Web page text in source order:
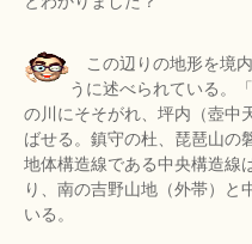
この辺りの地形を境
うに述べられている。
の川にそそがれ、坪内（壺中
ばせる。鎮守の杜、琵琶山の
地体構造線である中央構造線
り、南の吉野山地（外帯）と
いる。